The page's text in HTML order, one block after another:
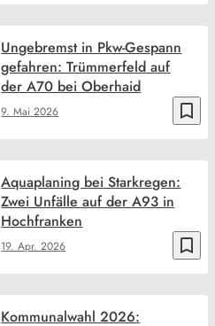
bookmark_border
9. Mai 2026
Ungebremst in Pkw-Gespann
gefahren: Trümmerfeld auf
der A70 bei Oberhaid
bookmark_border
19. Apr. 2026
Aquaplaning bei Starkregen:
Zwei Unfälle auf der A93 in
Hochfranken
Kommunalwahl 2026: